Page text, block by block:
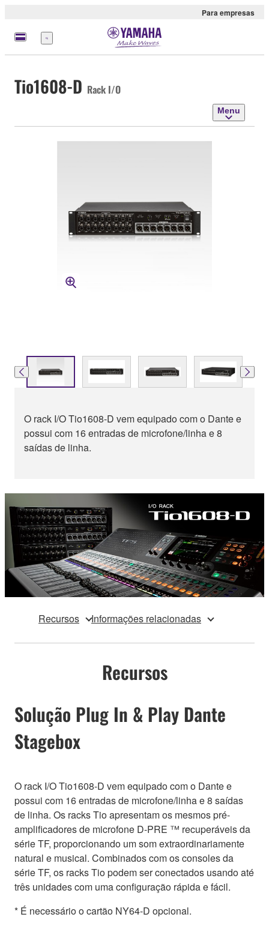
Para empresas
Menu
Tio1608-D Rack I/O
Menu
O rack I/O Tio1608-D vem equipado com o Dante e
possui com 16 entradas de microfone/linha e 8
saídas de linha.
Recursos Informações relacionadas
Recursos
Solução Plug In & Play Dante
Stagebox
O rack I/O Tio1608-D vem equipado com o Dante e
possui com 16 entradas de microfone/linha e 8 saídas
de linha. Os racks Tio apresentam os mesmos pré-
amplificadores de microfone D-PRE ™ recuperáveis da
série TF, proporcionando um som extraordinariamente
natural e musical. Combinados com os consoles da
série TF, os racks Tio podem ser conectados usando até
três unidades com uma configuração rápida e fácil.
* É necessário o cartão NY64-D opcional.